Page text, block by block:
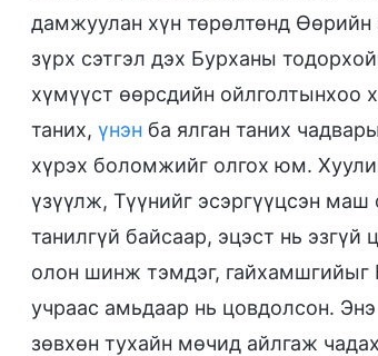
дамжуулан хүн төрөлтөнд Өөрийн
зүрх сэтгэл дэх Бурханы
хүмүүст өөрсдийн ойлголтынхоо
таних, үнэн ба ялган таних
хүрэх боломжийг олгох юм.
үзүүлж, Түүнийг эсэргүүцсэн
танилгүй байсаар, эцэст нь
олон шинж тэмдэг, гайхамшгийыг
учраас амьдаар нь цовдолсон.
зөвхөн тухайн мөчид айлгаж